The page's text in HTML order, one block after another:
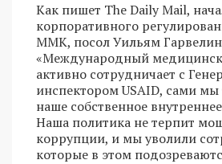
Как пишет The Daily Mail,
корпоративного
ММК, посол Уильям
«Международный
активно сотрудничает с
инспектором USAID, сами
наше собственное
Наша политика не терпит
коррупции, и мы уволили
которые в этом